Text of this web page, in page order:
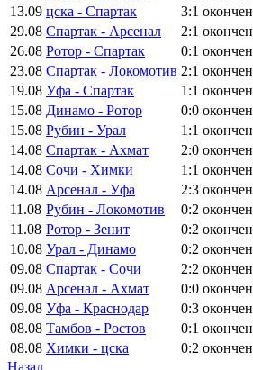
13.09 цска - Спартак 3:1 окончен
29.08 Спартак - Арсенал 2:1 окончен
26.08 Ротор - Спартак 0:1 окончен
23.08 Спартак - Локомотив 2:1 окончен
19.08 Уфа - Спартак 1:1 окончен
15.08 Динамо - Ротор 0:0 окончен
15.08 Рубин - Урал 1:1 окончен
14.08 Спартак - Ахмат 2:0 окончен
14.08 Сочи - Химки 1:1 окончен
14.08 Арсенал - Уфа 2:3 окончен
11.08 Рубин - Локомотив 0:2 окончен
11.08 Ротор - Зенит 0:2 окончен
10.08 Урал - Динамо 0:2 окончен
09.08 Спартак - Сочи 2:2 окончен
09.08 Арсенал - Ахмат 0:0 окончен
09.08 Уфа - Краснодар 0:3 окончен
08.08 Тамбов - Ростов 0:1 окончен
08.08 Химки - цска 0:2 окончен
Назад